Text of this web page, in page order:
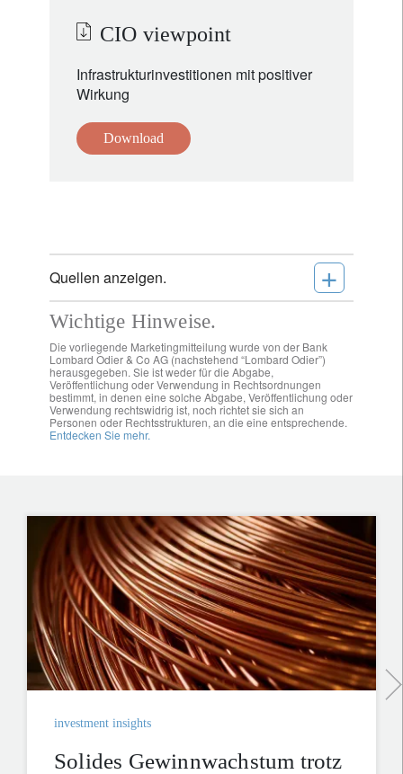
CIO viewpoint
Infrastrukturinvestitionen mit positiver
Wirkung
Download
Quellen anzeigen. +
Wichtige Hinweise.
Die vorliegende Marketingmitteilung wurde von der Bank
Lombard Odier & Co AG (nachstehend “Lombard Odier”)
herausgegeben. Sie ist weder für die Abgabe,
Veröffentlichung oder Verwendung in Rechtsordnungen
bestimmt, in denen eine solche Abgabe, Veröffentlichung oder
Verwendung rechtswidrig ist, noch richtet sie sich an
Personen oder Rechtsstrukturen, an die eine entsprechende.
Entdecken Sie mehr.
investment insights
Solides Gewinnwachstum trotz